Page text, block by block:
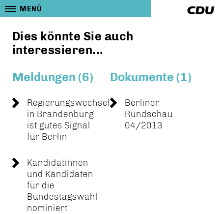
MENÜ
Dies könnte Sie auch
interessieren...
Meldungen (6)
Regierungswechsel
in Brandenburg
ist gutes Signal
für Berlin
Kandidatinnen
und Kandidaten
für die
Bundestagswahl
nominiert
Dokumente (1)
Berliner
Rundschau
04/2013